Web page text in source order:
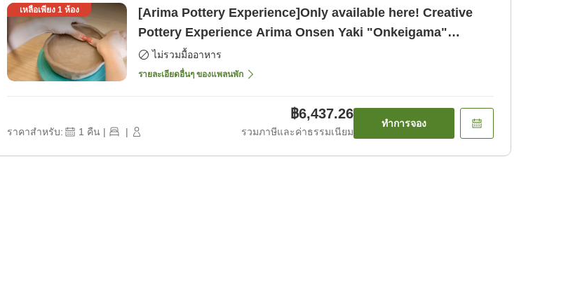
เหลือเพียง 1ห้อง
[Arima Pottery Experience]Only available here! Creative
Pottery Experience Arima Onsen Yaki "Onkeigama"
Collaboration Plan <Limi
ไม่รวมมื้ออาหาร
รายละเอียดอื่นๆ ของแพลนพัก
ราคาสำหรับ: 1 คืน | |
฿6,437.26
รวมภาษีและค่าธรรมเนียม
ทำการจอง